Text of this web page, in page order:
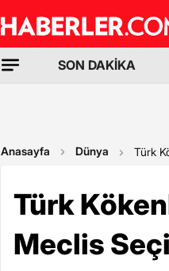
SON DAKİKA
Anasayfa Dünya Türk
Türk
Meclis